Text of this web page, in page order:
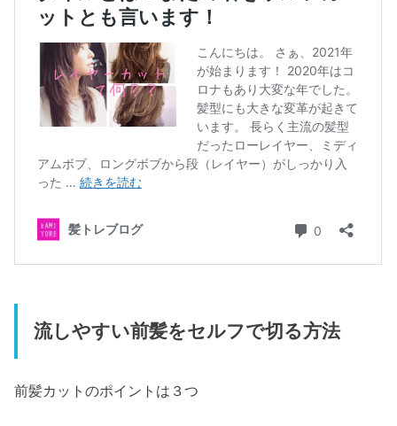
流しやすい前髪をセルフで切る方法
前髪カットのポイントは３つ